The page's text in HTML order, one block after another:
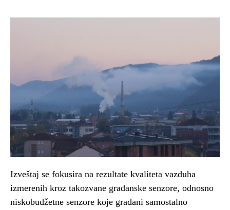
Izveštaj se fokusira na rezultate kvaliteta vazduha
izmerenih kroz takozvane građanske senzore, odnosno
niskobudžetne senzore koje građani samostalno